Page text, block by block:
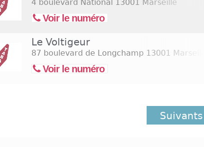
4 boulevard National 13001 Marseille
Voir le numéro
Le Voltigeur
87 boulevard de Longchamp 13001 Marseille
Voir le numéro
Suivants